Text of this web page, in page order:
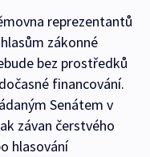
reprezentantů
zákonné
bez prostředků
financování.
Senátem v
závan čerstvého
hlasování